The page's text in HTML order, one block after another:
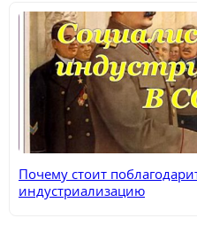
Почему стоит
индустриализацию